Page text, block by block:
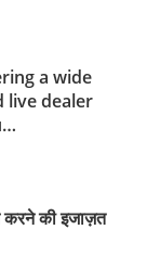
a wide
live dealer
करने की इजाज़त